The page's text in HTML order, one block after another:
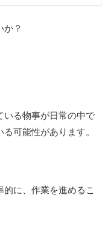
か？
いる物事が日常の中で
可能性があります。
に、作業を進めるこ